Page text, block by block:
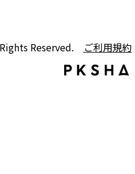
Reserved. ご利用規約